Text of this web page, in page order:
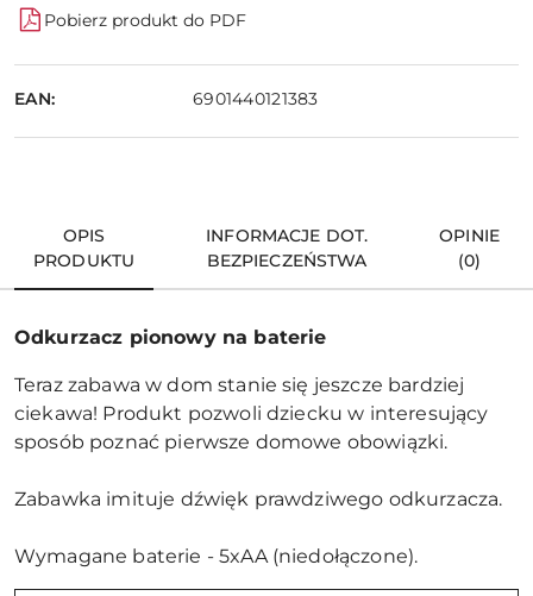
Pobierz produkt do PDF
EAN: 6901440121383
OPIS
PRODUKTU
INFORMACJE DOT.
BEZPIECZEŃSTWA
OPINIE
(0)
Odkurzacz pionowy na baterie
Teraz zabawa w dom stanie się jeszcze bardziej
ciekawa! Produkt pozwoli dziecku w interesujący
sposób poznać pierwsze domowe obowiązki.
Zabawka imituje dźwięk prawdziwego odkurzacza.
Wymagane baterie - 5xAA (niedołączone).